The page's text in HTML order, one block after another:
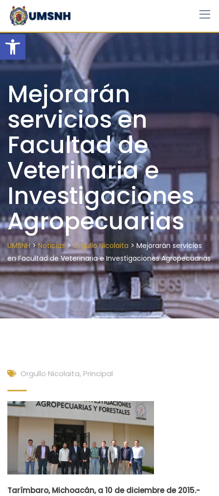
Open toolbar
Skip
content
Mejorarán
servicios en
Facultad de
Veterinaria e
Investigaciones
Agropecuarias
UMSNH>Noticias>Orgullo Nicolaita > Mejorarán servicios
en Facultad de Veterinaria e Investigaciones Agropecuarias
Orgullo Nicolaita, Principal
Tarímbaro, Michoacán, a 10 de diciembre de 2015.-